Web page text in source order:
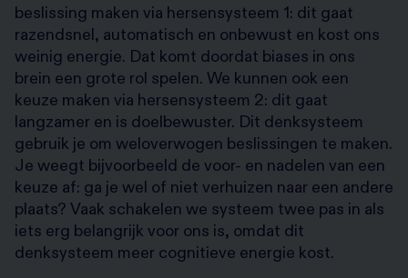
beslissing maken via hersensysteem 1: dit gaat
razendsnel, automatisch en onbewust en kost ons
weinig energie. Dat komt doordat biases in ons
brein een grote rol spelen. We kunnen ook een
keuze maken via hersensysteem 2: dit gaat
langzamer en is doelbewuster. Dit denksysteem
gebruik je om weloverwogen beslissingen te maken.
Je weegt bijvoorbeeld de voor- en nadelen van een
keuze af: ga je wel of niet verhuizen naar een andere
plaats? Vaak schakelen we systeem twee pas in als
iets erg belangrijk voor ons is, omdat dit
denksysteem meer cognitieve energie kost.